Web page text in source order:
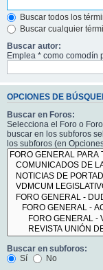
Buscar todos los
Buscar cualquier
Buscar autor:
Emplea * como comodín
OPCIONES DE
Buscar en Foros:
Selecciona el Foro o
buscar en los subforos
los subforos (en
Buscar en subforos:
Sí
No